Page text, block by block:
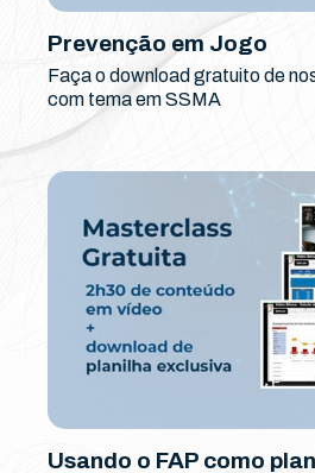
Prevenção em Jogo
Faça o download gratuito de
com tema em SSMA
Usando o FAP como